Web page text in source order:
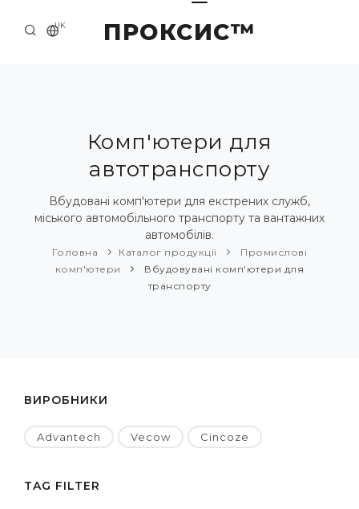
ПРОКСИС™
UK
ПРИКЛАДИ ТА РІШЕННЯ
КАТАЛОГ ПРОДУКЦІЇ
Комп'ютери для
автотранспорту
Вбудовані комп'ютери для екстрених служб,
міського автомобільного транспорту та вантажних
автомобілів.
Головна Каталог продукції
Промислові
комп'ютери
Вбудовувані комп'ютери для
транспорту
ВИРОБНИКИ
Advantech Vecow Cincoze
TAG FILTER